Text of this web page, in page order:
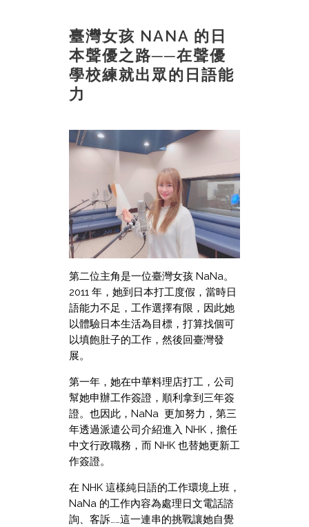
臺灣女孩 NANA 的日
本聲優之路──在聲優
學校練就出眾的日語能
力
第二位主角是一位臺灣女孩 NaNa。
2011 年，她到日本打工度假，當時日
語能力不足，工作選擇有限，因此她
以體驗日本生活為目標，打算找個可
以填飽肚子的工作，然後回臺灣發
展。
第一年，她在中華料理店打工，公司
幫她申辦工作簽證，順利拿到三年簽
證。也因此，NaNa 更加努力，第三
年透過派遣公司介紹進入 NHK，擔任
中文行政職務，而 NHK 也替她更新工
作簽證。
在 NHK 這樣純日語的工作環境上班，
NaNa 的工作內容為處理日文電話諮
詢、客訴……這一連串的挑戰讓她自覺